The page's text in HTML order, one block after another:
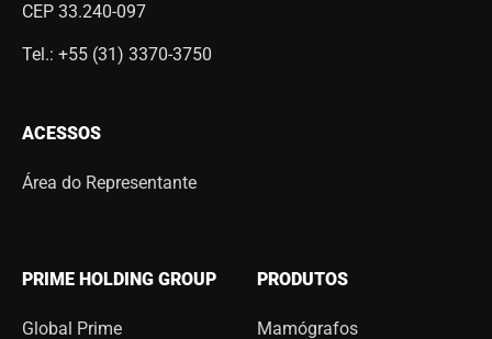
CEP 33.240-097
Tel.: +55 (31) 3370-3750
ACESSOS
Área do Representante
PRIME HOLDING GROUP
Global Prime
PRODUTOS
Mamógrafos